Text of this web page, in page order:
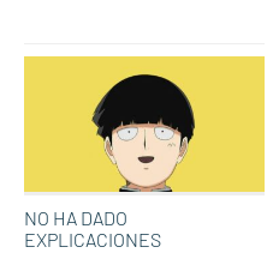
NO HA DADO
EXPLICACIONES